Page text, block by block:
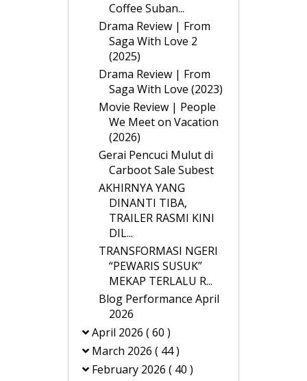
Coffee Suban...
Drama Review | From
Saga With Love 2
(2025)
Drama Review | From
Saga With Love (2023)
Movie Review | People
We Meet on Vacation
(2026)
Gerai Pencuci Mulut di
Carboot Sale Subest
AKHIRNYA YANG
DINANTI TIBA,
TRAILER RASMI KINI
DIL...
TRANSFORMASI NGERI
“PEWARIS SUSUK”
MEKAP TERLALU R...
Blog Performance April
2026
April 2026 ( 60 )
March 2026 ( 44 )
February 2026 ( 40 )